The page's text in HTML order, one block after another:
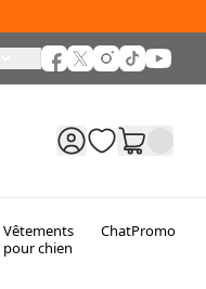
Vêtements
pour chien
ChatPromo